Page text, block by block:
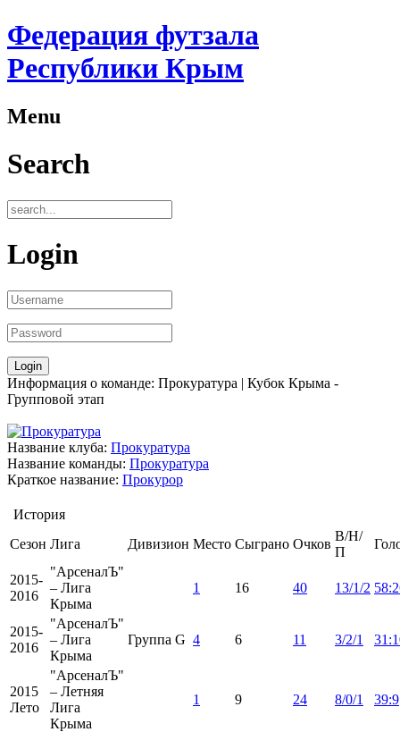
Федерация футзала
Республики Крым
Menu
Search
Login
Информация о команде: Прокуратура | Кубок Крыма -
Групповой этап
Название клуба: Прокуратура
Название команды: Прокуратура
Краткое название: Прокурор
История
Сезон Лига Дивизион Место Сыграно Очков
В/Н/
П
2015-
2016
"АрсеналЪ"
– Лига
Крыма
1 16 40 13/1/2
2015-
2016
"АрсеналЪ"
– Лига
Крыма
Группа G 4 6 11 3/2/1
2015
Лето
"АрсеналЪ"
– Летняя
Лига
Крыма
1 9 24 8/0/1 39:9